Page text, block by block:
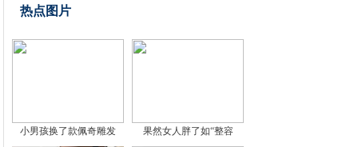
热点图片
小男孩换了款佩奇雕发 果然女人胖了如“整容